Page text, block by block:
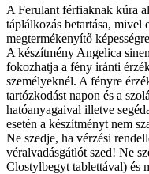
A Ferulant férfiaknak kúra
táplálkozás betartása, mivel
megtermékenyítő
A készítmény Angelica
fokozhatja a fény iránti
személyeknél. A fényre
tartózkodást napon és a
hatóanyagaival illetve
esetén a készítményt nem
Ne szedje, ha vérzési
véralvadásgátlót szed! Ne
Clostylbegyt tablettával) és